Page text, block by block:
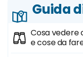
Guida
Cosa vedere
e cose da